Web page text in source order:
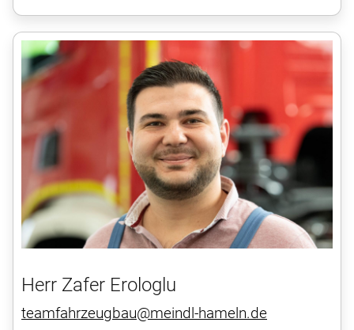
Herr Zafer Erologlu
teamfahrzeugbau@meindl-hameln.de